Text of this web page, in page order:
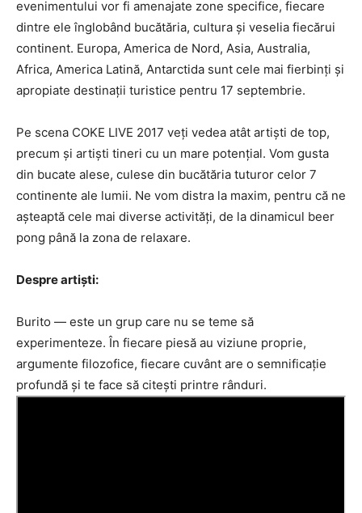
evenimentului vor fi amenajate zone specifice, fiecare
dintre ele înglobând bucătăria, cultura și veselia fiecărui
continent. Europa, America de Nord, Asia, Australia,
Africa, America Latină, Antarctida sunt cele mai fierbinți și
apropiate destinații turistice pentru 17 septembrie.
Pe scena COKE LIVE 2017 veți vedea atât artiști de top,
precum și artiști tineri cu un mare potențial. Vom gusta
din bucate alese, culese din bucătăria tuturor celor 7
continente ale lumii. Ne vom distra la maxim, pentru că ne
așteaptă cele mai diverse activități, de la dinamicul beer
pong până la zona de relaxare.
Despre artiști:
Burito — este un grup care nu se teme să
experimenteze. În fiecare piesă au viziune proprie,
argumente filozofice, fiecare cuvânt are o semnificație
profundă și te face să citești printre rânduri.